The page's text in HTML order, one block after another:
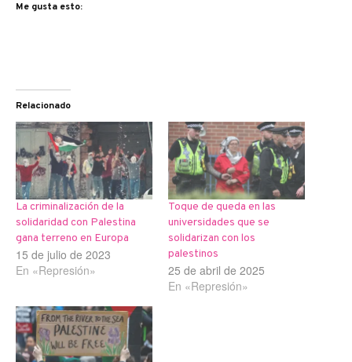
Me gusta esto:
Relacionado
La criminalización de la
solidaridad con Palestina
gana terreno en Europa
15 de julio de 2023
En «Represión»
Toque de queda en las
universidades que se
solidarizan con los
palestinos
25 de abril de 2025
En «Represión»